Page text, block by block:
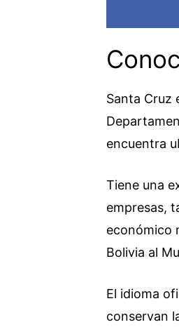
Santa Cruz
encuentra
Tiene una
empresas,
económico
Bolivia al
El idioma
conservan